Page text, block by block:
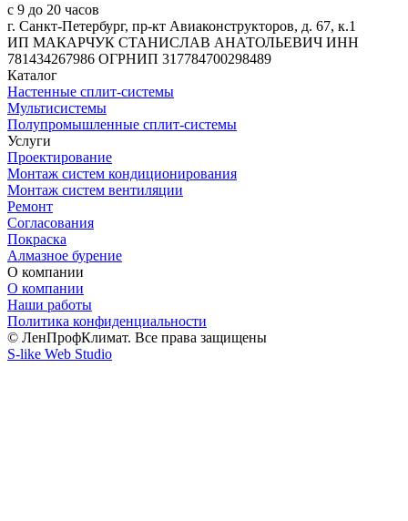
с 9 до 20 часов
г. Санкт-Петербург, пр-кт Авиаконструкторов, д. 67, к.1
ИП МАКАРЧУК СТАНИСЛАВ АНАТОЛЬЕВИЧ ИНН
781434267986 ОГРНИП 317784700298489
Каталог
Настенные сплит-системы
Мультисистемы
Полупромышленные сплит-системы
Услуги
Проектирование
Монтаж систем кондиционирования
Монтаж систем вентиляции
Ремонт
Согласования
Покраска
Алмазное бурение
О компании
О компании
Наши работы
Политика конфиденциальности
© ЛенПрофКлимат. Все права защищены
S-like Web Studio